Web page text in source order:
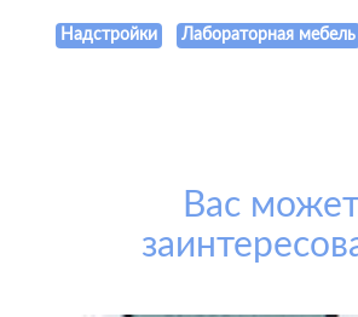
Надстройки Лабораторная мебель
Вас